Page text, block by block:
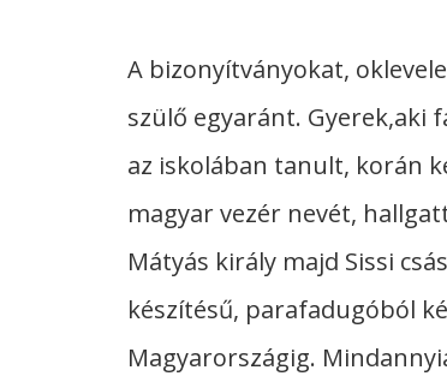
A bizonyítványokat,
szülő egyaránt. Gyerek,aki
az iskolában tanult, korán
magyar vezér nevét,
Mátyás király majd Sissi
készítésű, parafadugóból
Magyarországig.